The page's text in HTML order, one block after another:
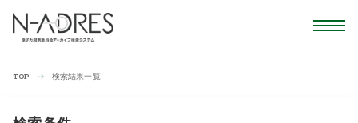
TOP 検索結果一覧